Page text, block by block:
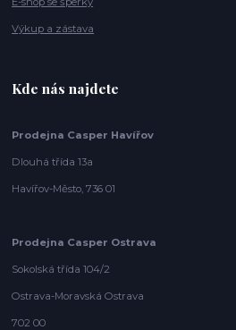
Výkup a zástava
Kde nás najdete
Prodejna Casper Havířov
Dlouhá třída 13a
Havířov-Město, 736 01
Prodejna Casper Ostrava
Sokolská třída 104/2
Ostrava-Moravská Ostrava
702 00